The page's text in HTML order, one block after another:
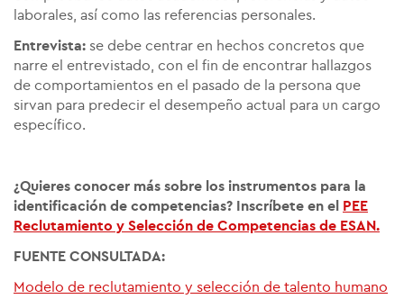
laborales, así como las referencias personales.
Entrevista: se debe centrar en hechos concretos que
narre el entrevistado, con el fin de encontrar hallazgos
de comportamientos en el pasado de la persona que
sirvan para predecir el desempeño actual para un cargo
específico.
¿Quieres conocer más sobre los instrumentos para la
identificación de competencias? Inscríbete en el
PEE
Reclutamiento y Selección de Competencias de ESAN.
FUENTE CONSULTADA:
Modelo de reclutamiento y selección de talento humano